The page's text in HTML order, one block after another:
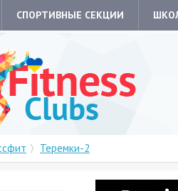
СПОРТИВНЫЕ СЕКЦИИ
Теремки-2